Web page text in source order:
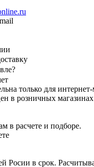
только для
в розничных магазинах
в расчете и подборе.
Росии в срок.